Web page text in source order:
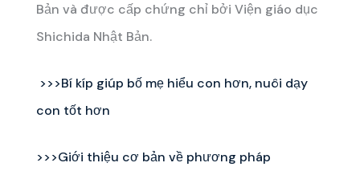
Bản và được cấp chứng chỉ bởi Viện giáo dục
Shichida Nhật Bản.
>>>Bí kíp giúp bố mẹ hiểu con hơn, nuôi dạy
con tốt hơn
>>>Giới thiệu cơ bản về phương pháp